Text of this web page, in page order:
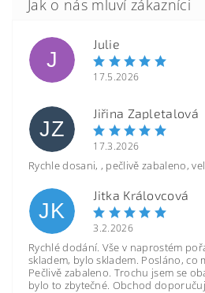
J
Julie
17.5.2026
JZ
Jiřina Zapletalová
17.3.2026
Rychle dosani, , pečlivě zabaleno,
JK
Jitka Královcová
3.2.2026
Rychlé dodání. Vše v naprostém
skladem, bylo skladem. Posláno, co
Pečlivě zabaleno. Trochu jsem se
bylo to zbytečné. Obchod